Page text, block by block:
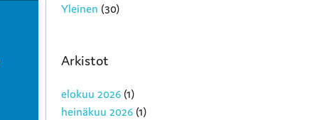
Yleinen (30)
Arkistot
elokuu 2026 (1)
heinäkuu 2026 (1)